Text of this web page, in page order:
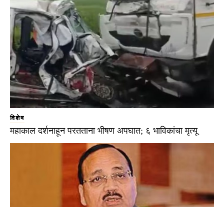
विशेष
महाकाल दर्शनाहून परतताना भीषण अपघात; ६ भाविकांचा मृत्यू